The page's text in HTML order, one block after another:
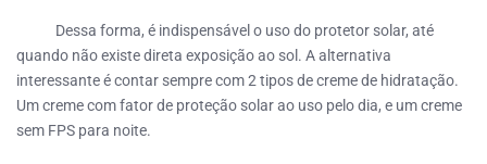
Dessa forma, é indispensável o uso do protetor solar, até
quando não existe direta exposição ao sol. A alternativa
interessante é contar sempre com 2 tipos de creme de hidratação.
Um creme com fator de proteção solar ao uso pelo dia, e um creme
sem FPS para noite.